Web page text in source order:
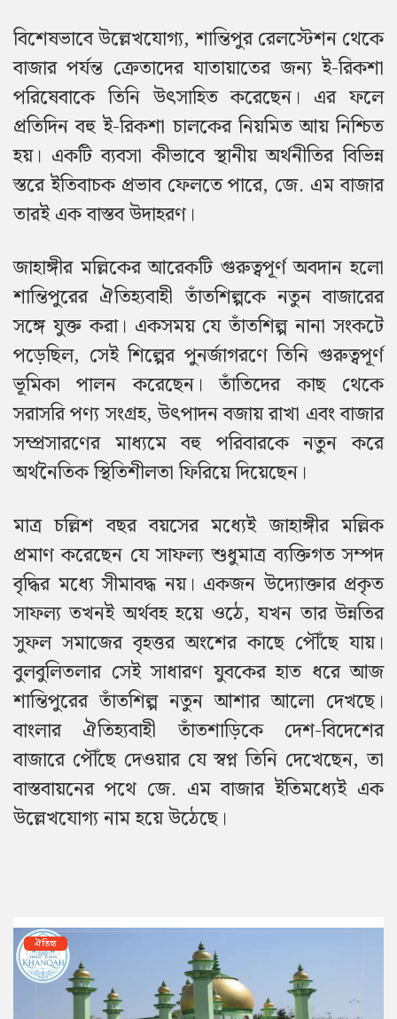
বিশেষভাবে উল্লেখযোগ্য, শান্তিপুর রেলস্টেশন থেকে
বাজার পর্যন্ত ক্রেতাদের যাতায়াতের জন্য ই-রিকশা
পরিষেবাকে তিনি উৎসাহিত করেছেন। এর ফলে
প্রতিদিন বহু ই-রিকশা চালকের নিয়মিত আয় নিশ্চিত
হয়। একটি ব্যবসা কীভাবে স্থানীয় অর্থনীতির বিভিন্ন
স্তরে ইতিবাচক প্রভাব ফেলতে পারে, জে. এম বাজার
তারই এক বাস্তব উদাহরণ।
জাহাঙ্গীর মল্লিকের আরেকটি গুরুত্বপূর্ণ অবদান হলো
শান্তিপুরের ঐতিহ্যবাহী তাঁতশিল্পকে নতুন বাজারের
সঙ্গে যুক্ত করা। একসময় যে তাঁতশিল্প নানা সংকটে
পড়েছিল, সেই শিল্পের পুনর্জাগরণে তিনি গুরুত্বপূর্ণ
ভূমিকা পালন করেছেন। তাঁতিদের কাছ থেকে
সরাসরি পণ্য সংগ্রহ, উৎপাদন বজায় রাখা এবং বাজার
সম্প্রসারণের মাধ্যমে বহু পরিবারকে নতুন করে
অর্থনৈতিক স্থিতিশীলতা ফিরিয়ে দিয়েছেন।
মাত্র চল্লিশ বছর বয়সের মধ্যেই জাহাঙ্গীর মল্লিক
প্রমাণ করেছেন যে সাফল্য শুধুমাত্র ব্যক্তিগত সম্পদ
বৃদ্ধির মধ্যে সীমাবদ্ধ নয়। একজন উদ্যোক্তার প্রকৃত
সাফল্য তখনই অর্থবহ হয়ে ওঠে, যখন তার উন্নতির
সুফল সমাজের বৃহত্তর অংশের কাছে পৌঁছে যায়।
বুলবুলিতলার সেই সাধারণ যুবকের হাত ধরে আজ
শান্তিপুরের তাঁতশিল্প নতুন আশার আলো দেখছে।
বাংলার ঐতিহ্যবাহী তাঁতশাড়িকে দেশ-বিদেশের
বাজারে পৌঁছে দেওয়ার যে স্বপ্ন তিনি দেখেছেন, তা
বাস্তবায়নের পথে জে. এম বাজার ইতিমধ্যেই এক
উল্লেখযোগ্য নাম হয়ে উঠেছে।
ঐতিহ্য